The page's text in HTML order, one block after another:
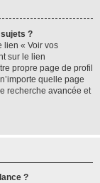
?
lien « Voir vos
sur le lien
propre page de profil
quelle page
recherche avancée et
?